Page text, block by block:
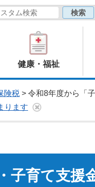
健康・福祉
険税> 令和8年度から「
ります
子育て支援